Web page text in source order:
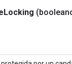
Locking